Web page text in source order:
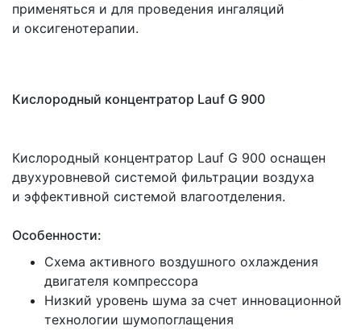
применяться и для проведения ингаляций
и оксигенотерапии.
Кислородный концентратор Lauf G 900
Кислородный концентратор Lauf G 900 оснащен
двухуровневой системой фильтрации воздуха
и эффективной системой влагоотделения.
Особенности:
Схема активного воздушного охлаждения
двигателя компрессора
Низкий уровень шума за счет инновационной
технологии шумопоглащения